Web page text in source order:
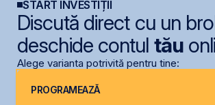
START INVESTIȚII
Discută direct cu un
deschide contul tău
Alege varianta potrivită pentru tine:
PROGRAMEAZĂ